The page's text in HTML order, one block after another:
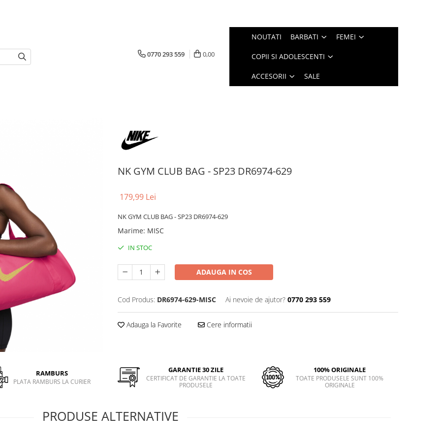
0770 293 559 0,00
NOUTATI BARBATI FEMEI
COPII SI ADOLESCENTI
ACCESORII SALE
NK GYM CLUB BAG - SP23 DR6974-629
179,99 Lei
NK GYM CLUB BAG - SP23 DR6974-629
Marime: MISC
IN STOC
ADAUGA IN COS
Cod Produs: DR6974-629-MISC Ai nevoie de ajutor? 0770 293 559
Adauga la Favorite Cere informatii
RAMBURS
PLATA RAMBURS LA CURIER
GARANTIE 30 ZILE
CERTIFICAT DE GARANTIE LA TOATE
PRODUSELE
100% ORIGINALE
TOATE PRODUSELE SUNT 100%
ORIGINALE
PRODUSE ALTERNATIVE